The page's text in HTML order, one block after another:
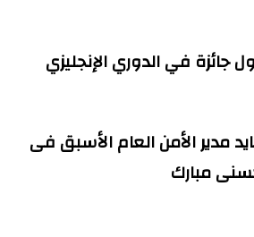
جائزة في الدوري الإنجليزي
مدير الأمن العام الأسبق فى
مبارك